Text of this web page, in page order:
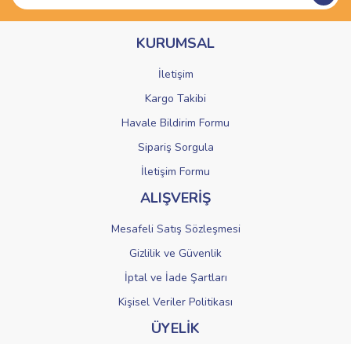
Ürün bilgilerinde hatalar bulunuyor.
Ürün fiyatı diğer sitelerden daha pahalı.
Gönder
KURUMSAL
İletişim
Kargo Takibi
Havale Bildirim Formu
Sipariş Sorgula
İletişim Formu
ALIŞVERİŞ
Mesafeli Satış Sözleşmesi
Gizlilik ve Güvenlik
İptal ve İade Şartları
Kişisel Veriler Politikası
ÜYELİK